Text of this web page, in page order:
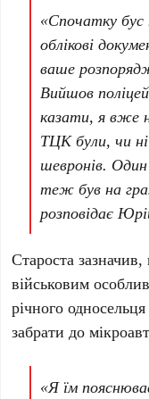
«Спочатку бус
облікові
ваше
Вийшов
казати, я вже
ТЦК були, чи
шевронів.
теж був на
розповідає
Староста
військовим
річного
забрати до
«Я їм